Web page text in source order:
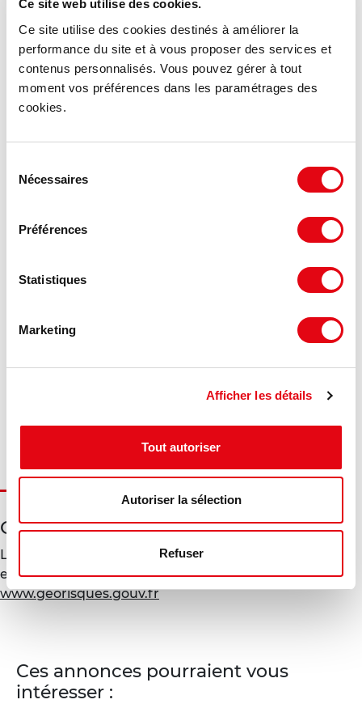
Ce site web utilise des cookies.
Ce site utilise des cookies destinés à améliorer la
performance du site et à vous proposer des services et
contenus personnalisés. Vous pouvez gérer à tout
moment vos préférences dans les paramétrages des
cookies.
Nécessaires
Préférences
Statistiques
Marketing
Afficher les détails
Tout autoriser
Autoriser la sélection
Refuser
DPE - GES
Consommation énergétique :
Diagnostic en cours de réalisation
Géorisques
Les informations sur les risques auxquels ce bien est
exposé sont disponibles sur le site Géorisques :
www.georisques.gouv.fr
Ces annonces pourraient vous
intéresser :